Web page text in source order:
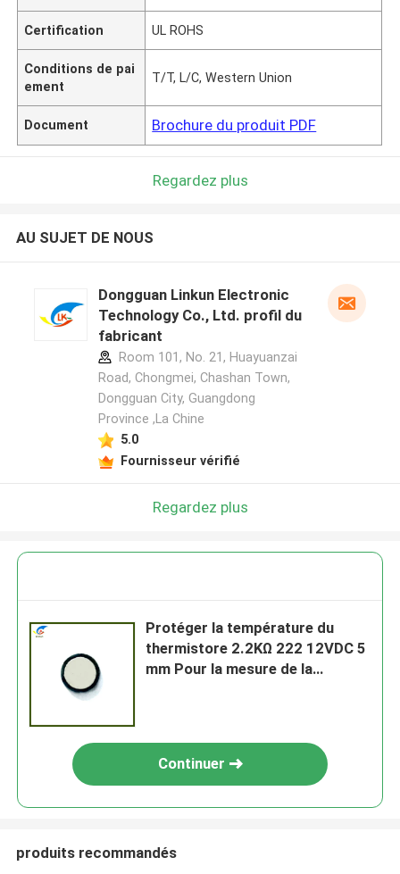
Certification UL ROHS
Conditions de pai
ement
T/T, L/C, Western Union
Document Brochure du produit PDF
Regardez plus
AU SUJET DE NOUS
Dongguan Linkun Electronic
Technology Co., Ltd. profil du
fabricant
Room 101, No. 21, Huayuanzai
Road, Chongmei, Chashan Town,
Dongguan City, Guangdong
Province ,La Chine
5.0
Fournisseur vérifié
Regardez plus
Protéger la température du
thermistore 2.2KΩ 222 12VDC 5
mm Pour la mesure de la
Continuer
produits recommandés